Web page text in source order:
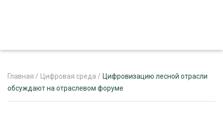
Главная / Цифровая среда / Цифровизацию лесной отрасли
обсуждают на отраслевом форуме